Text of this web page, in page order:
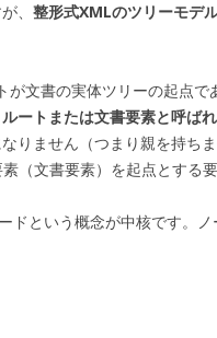
、 整形式XMLのツリーモデ
が文書の実体ツリーの起点
ルートまたは文書要素と呼ば
りません（つまり親を持ち
（文書要素）を起点とする
ドという概念が中核です。